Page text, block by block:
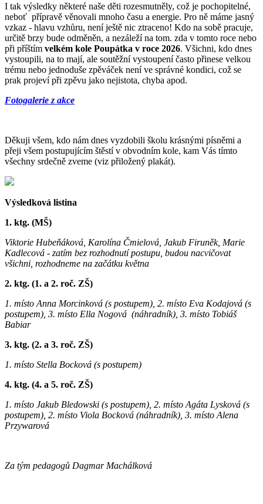
I tak výsledky některé naše děti rozesmutněly, což je pochopitelné,
neboť přípravě věnovali mnoho času a energie. Pro ně máme jasný
vzkaz - hlavu vzhůru, není ještě nic ztraceno! Kdo na sobě pracuje,
určitě brzy bude odměněn, a nezáleží na tom. zda v tomto roce nebo
při příštím velkém kole Poupátka v roce 2026. Všichni, kdo dnes
vystoupili, na to mají, ale soutěžní vystoupení často přinese velkou
trému nebo jednoduše zpěváček není ve správné kondici, což se
prak projeví při zpěvu jako nejistota, chyba apod.
Fotogalerie z akce
Děkuji všem, kdo nám dnes vyzdobili školu krásnými písněmi a
přeji všem postupujícím štěstí v obvodním kole, kam Vás tímto
všechny srdečně zveme (viz přiložený plakát).
Výsledková listina
1. ktg. (MŠ)
Viktorie Hubeňáková, Karolína Čmielová, Jakub Firuněk, Marie
Kadlecová - zatím bez rozhodnutí postupu, budou nacvičovat
všichni, rozhodneme na začátku května
2. ktg. (1. a 2. roč. ZŠ)
1. místo Anna Morcinková (s postupem), 2. místo Eva Kodajová (s
postupem), 3. místo Ella Nogová (náhradník), 3. místo Tobiáš
Babiar
3. ktg. (2. a 3. roč. ZŠ)
1. místo Stella Bocková (s postupem)
4. ktg. (4. a 5. roč. ZŠ)
1. místo Jakub Bledowski (s postupem), 2. místo Agáta Lysková (s
postupem), 2. místo Viola Bocková (náhradník), 3. místo Alena
Przywarová
Za tým pedagogů Dagmar Machálková